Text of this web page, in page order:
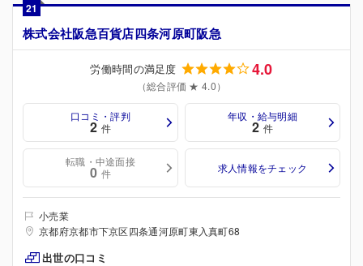
21
株式会社阪急百貨店四条河原町阪急
労働時間の満足度 4.0
（総合評価 ★ 4.0）
口コミ・評判
2 件
年収・給与明細
2 件
転職・中途面接
0 件 求人情報をチェック
小売業
京都府京都市下京区四条通河原町東入真町68
出世の口コミ